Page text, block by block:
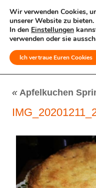
MENÜ
« Apfelkuchen
Wir verwenden Cookies,
unserer Website zu bieten.
In den Einstellungen
verwenden oder sie
Ich vertraue Euren Cookies